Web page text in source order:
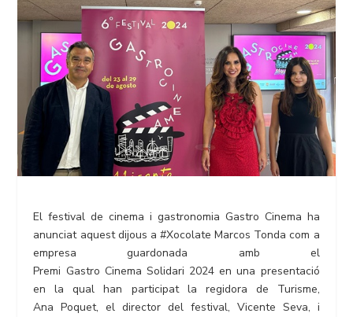
El festival de cinema i gastronomia Gastro Cinema ha
anunciat aquest dijous a #Xocolate Marcos Tonda com a
empresa guardonada amb el
Premi Gastro Cinema Solidari 2024 en una presentació
en la qual han participat la regidora de Turisme,
Ana Poquet, el director del festival, Vicente Seva, i